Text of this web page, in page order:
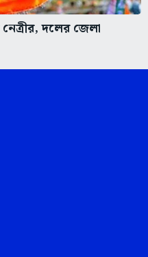
নেত্রীর, দলের জেলা